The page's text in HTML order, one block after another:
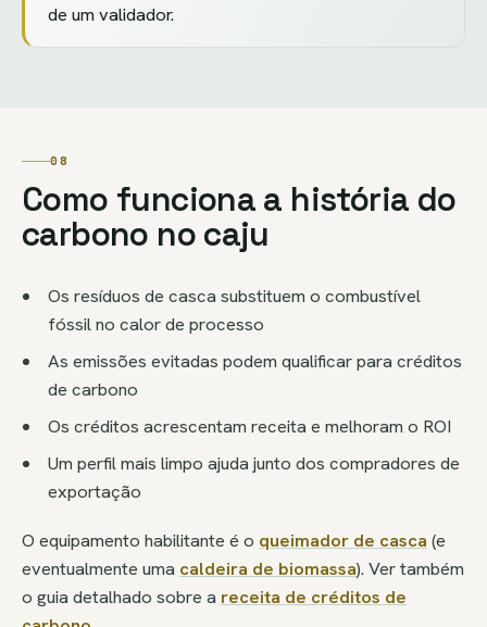
de um validador.
08
Como funciona a história do
carbono no caju
Os resíduos de casca substituem o combustível
fóssil no calor de processo
As emissões evitadas podem qualificar para créditos
de carbono
Os créditos acrescentam receita e melhoram o ROI
Um perfil mais limpo ajuda junto dos compradores de
exportação
O equipamento habilitante é o queimador de casca (e
eventualmente uma caldeira de biomassa). Ver também
o guia detalhado sobre a receita de créditos de